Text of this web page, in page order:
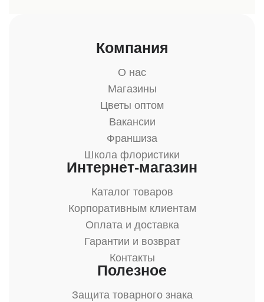
Компания
О нас
Магазины
Цветы оптом
Вакансии
Франшиза
Школа флористики
Интернет-магазин
Каталог товаров
Корпоративным клиентам
Оплата и доставка
Гарантии и возврат
Контакты
Полезное
Защита товарного знака